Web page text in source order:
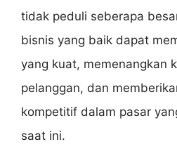
tidak peduli seberapa
bisnis yang baik dapat
yang kuat, memenangkan
pelanggan, dan
kompetitif dalam pasar
saat ini.